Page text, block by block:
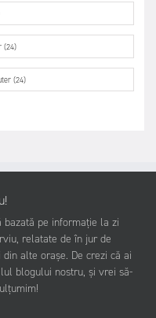
(24)
(24)
pe informație la zi
relatate de în jur de
alte orașe. De crezi că ai
blogului nostru, și vrei să-